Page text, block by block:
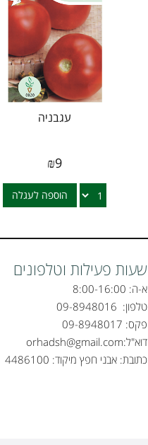
עגבניה
₪9
הוספה לעגלה
שעות פעילות וטלפונים
א-ה: 8:00-16:00
טלפון:
פקס: 09-8948017
דוא"ל:orhadsh@gmail.com
כתובת: אבני חפץ מיקוד: 4486100